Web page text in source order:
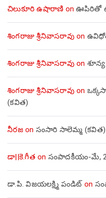
చిలుకూరి ఉషారాణి onఊపిరితో
శింగరాజు శ్రీనివాసరావుon
శింగరాజు శ్రీనివాసరావుon
శింగరాజు శ్రీనివాసరావుon
(కవిత)
నీరజon సంసారి సాలెమ్మ (కవిత)
డా||కె.గీత on సంపాదకీయం-మే,
డా.పి. విజయలక్ష్మి పండిట్ on